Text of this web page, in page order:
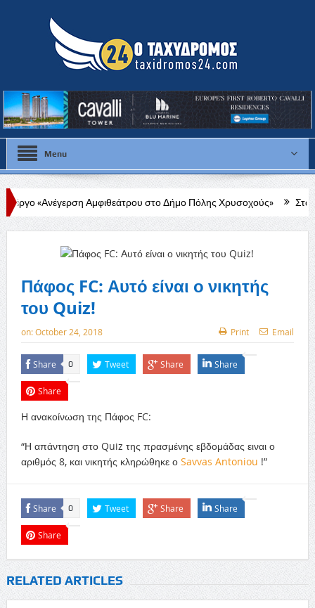
Menu
Αμφιθεάτρου στο Δήμο Πόλης Χρυσοχούς» Στάλω Γεωργίου:
Πάφος FC: Αυτό είναι ο νικητής
του Quiz!
on:October 24, 2018 Print Email
Share 0 Tweet Share Share
Share
Η ανακοίνωση της Πάφος FC:
“Η απάντηση στο Quiz της πρασμένης εβδομάδας ειναι ο
αριθμός 8, και νικητής κληρώθηκε ο Savvas Antoniou !”
Share 0 Tweet Share Share
Share
RELATED ARTICLES